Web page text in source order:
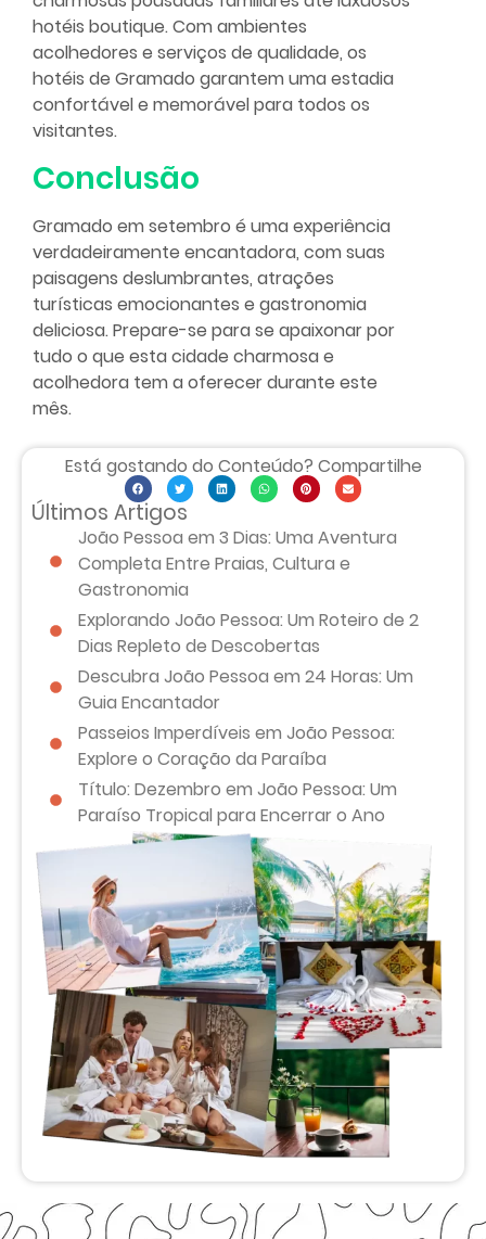
hotéis boutique. Com ambientes
acolhedores e serviços de qualidade, os
hotéis de Gramado garantem uma estadia
confortável e memorável para todos os
visitantes.
Conclusão
Gramado em setembro é uma experiência
verdadeiramente encantadora, com suas
paisagens deslumbrantes, atrações
turísticas emocionantes e gastronomia
deliciosa. Prepare-se para se apaixonar por
tudo o que esta cidade charmosa e
acolhedora tem a oferecer durante este
mês.
Está gostando do Conteúdo? Compartilhe
Últimos Artigos
João Pessoa em 3 Dias: Uma Aventura
Completa Entre Praias, Cultura e
Gastronomia
Explorando João Pessoa: Um Roteiro de 2
Dias Repleto de Descobertas
Descubra João Pessoa em 24 Horas: Um
Guia Encantador
Passeios Imperdíveis em João Pessoa:
Explore o Coração da Paraíba
Título: Dezembro em João Pessoa: Um
Paraíso Tropical para Encerrar o Ano